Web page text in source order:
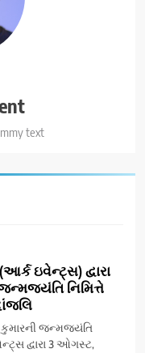
text
ઇવેન્ટ્સ) દ્વારા
નિમિત્તે
કુમારની જન્મજયંતિ
દ્વારા 3 ઓગસ્ટ,